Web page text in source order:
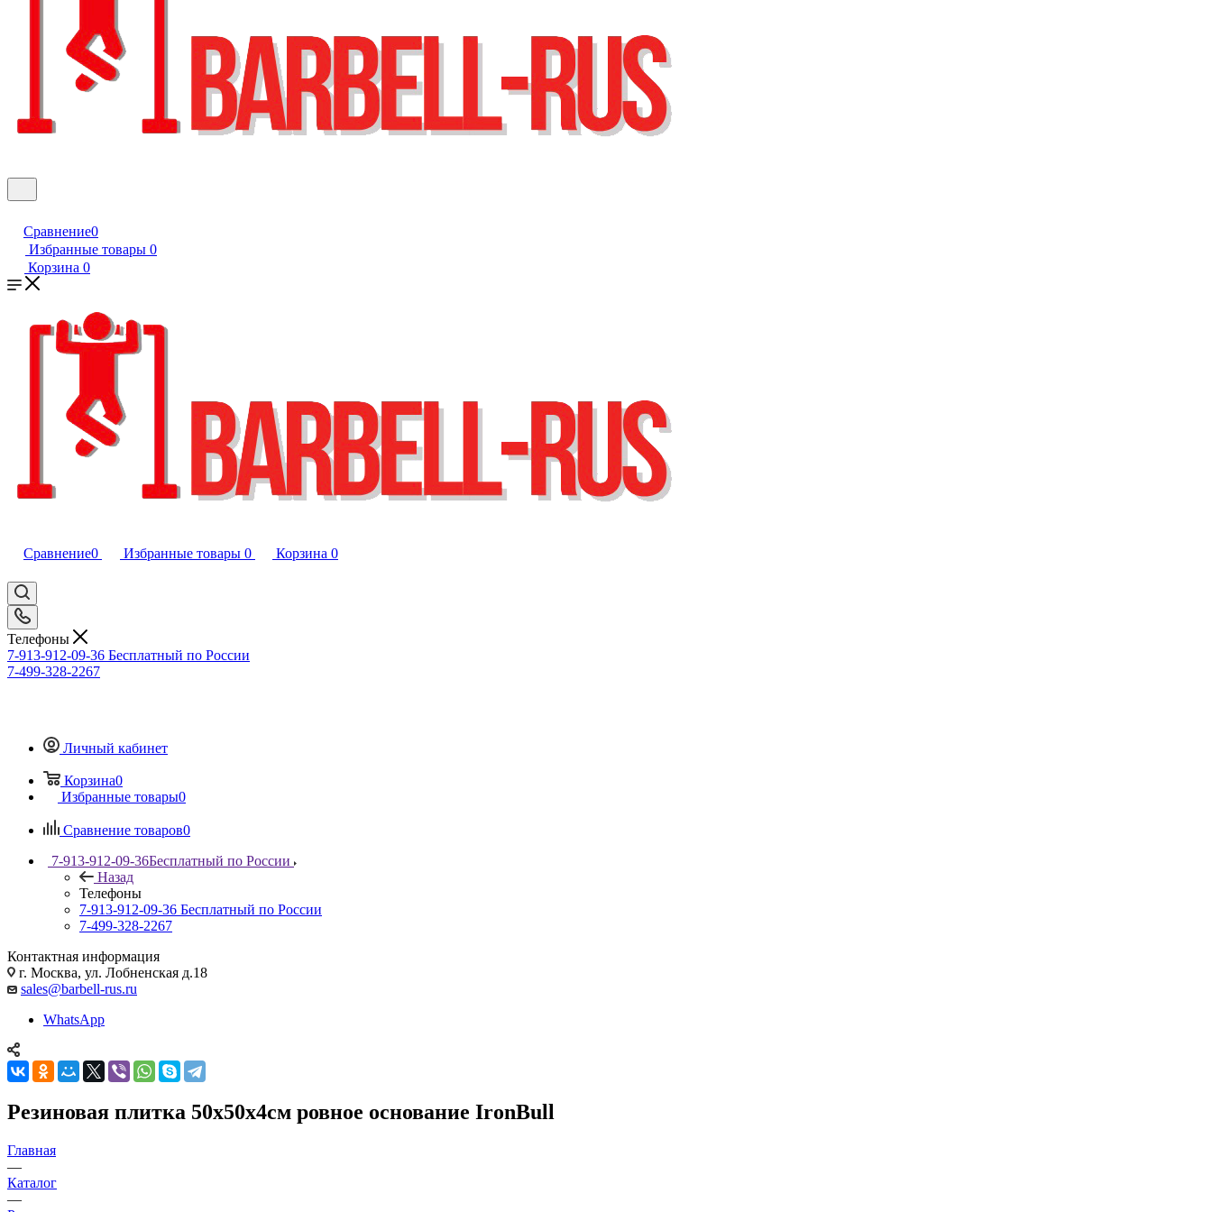
Сравнение0
Избранные товары 0
Корзина 0
Сравнение0 Избранные товары 0 Корзина 0
Телефоны
7-913-912-09-36 Бесплатный по России
7-499-328-2267
Личный кабинет
Корзина0
Избранные товары0
Сравнение товаров0
7-913-912-09-36Бесплатный по России
Назад
Телефоны
7-913-912-09-36 Бесплатный по России
7-499-328-2267
Контактная информация
г. Москва, ул. Лобненская д.18
sales@barbell-rus.ru
WhatsApp
Резиновая плитка 50х50х4см ровное основание IronBull
Главная
—
Каталог
—